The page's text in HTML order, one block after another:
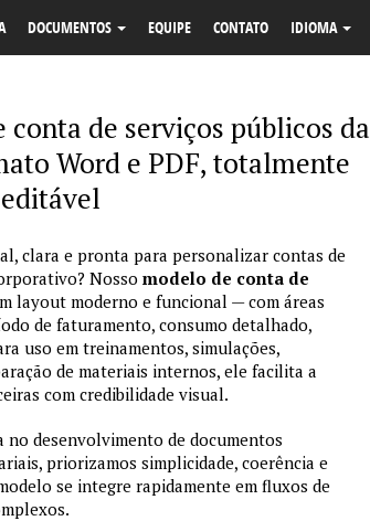
DOCUMENTOS EQUIPE CONTATO IDIOMA
conta de serviços públicos da
Word e PDF, totalmente
editável
clara e pronta para personalizar contas de
Nosso modelo de conta de
layout moderno e funcional — com áreas
de faturamento, consumo detalhado,
uso em treinamentos, simulações,
de materiais internos, ele facilita a
com credibilidade visual.
desenvolvimento de documentos
priorizamos simplicidade, coerência e
se integre rapidamente em fluxos de